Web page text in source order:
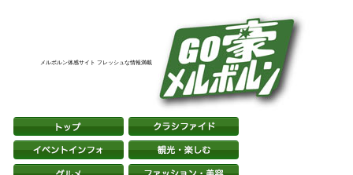
メルボルン体感サイト フレッシュな情報満載